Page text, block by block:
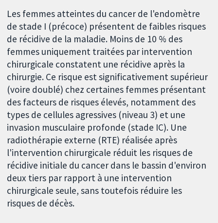
Les femmes atteintes du cancer de l'endomètre
de stade I (précoce) présentent de faibles risques
de récidive de la maladie. Moins de 10 % des
femmes uniquement traitées par intervention
chirurgicale constatent une récidive après la
chirurgie. Ce risque est significativement supérieur
(voire doublé) chez certaines femmes présentant
des facteurs de risques élevés, notamment des
types de cellules agressives (niveau 3) et une
invasion musculaire profonde (stade IC). Une
radiothérapie externe (RTE) réalisée après
l'intervention chirurgicale réduit les risques de
récidive initiale du cancer dans le bassin d'environ
deux tiers par rapport à une intervention
chirurgicale seule, sans toutefois réduire les
risques de décès.